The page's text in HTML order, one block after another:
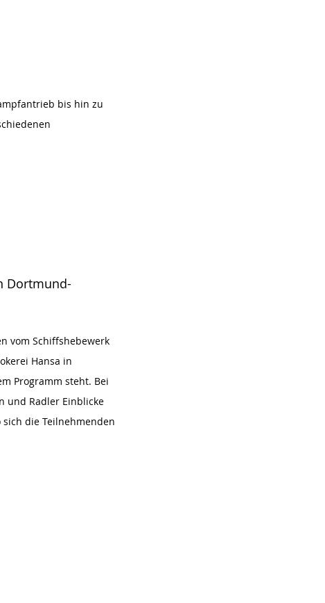
bis hin zu
Dortmund-
vom Schiffshebewerk
Hansa in
Programm steht. Bei
und Radler Einblicke
die Teilnehmenden